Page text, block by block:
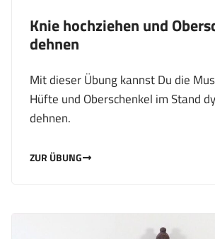
Knie hochziehen und
dehnen
Mit dieser Übung kannst Du die
Hüfte und Oberschenkel im Stand
dehnen.
ZUR ÜBUNG